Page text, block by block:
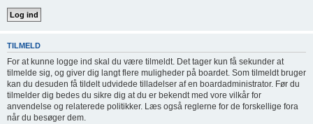
TILMELD
For at kunne logge ind skal du være tilmeldt. Det tager kun få sekunder at
tilmelde sig, og giver dig langt flere muligheder på boardet. Som tilmeldt bruger
kan du desuden få tildelt udvidede tilladelser af en boardadministrator. Før du
tilmelder dig bedes du sikre dig at du er bekendt med vore vilkår for
anvendelse og relaterede politikker. Læs også reglerne for de forskellige fora
når du besøger dem.